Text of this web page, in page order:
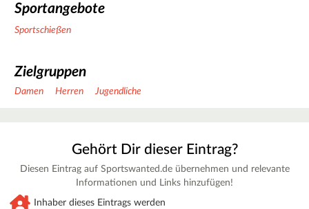
Sportangebote
Sportschießen
Zielgruppen
Damen Herren Jugendliche
Gehört Dir dieser Eintrag?
Diesen Eintrag auf Sportswanted.de übernehmen und relevante
Informationen und Links hinzufügen!
Inhaber dieses Eintrags werden